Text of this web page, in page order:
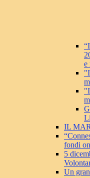
e
IL
fondi
5
Un